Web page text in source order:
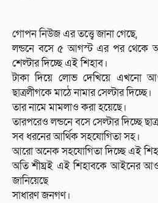
গোপন নিউজ এর তত্ত্বে জানা গেছে,
লন্ডনে বসে ৫ আগস্ট এর পর থেকে
শেল্টার দিচ্ছে এই শিহাব।
টাকা দিয়ে লোভ দেখিয়ে এখনো
ছাত্রলীগকে মাঠে নামার সেল্টার দিচ্ছে।
তার নামে মামলাও করা হয়েছে।
তারপরেও লন্ডনে বসে সেল্টার দিচ্ছে
সব ধরনের আর্থিক সহযোগিতা সহ।
আরো অনেক সহযোগিতা দিচ্ছে এই
অতি শীঘ্রই এই শিহাবকে আইনের
জানিয়েছে
সাধারণ জনগণ।